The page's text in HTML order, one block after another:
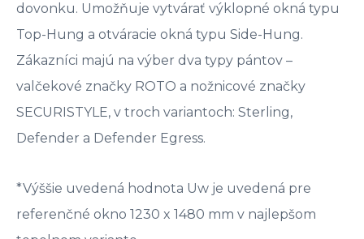
dovonku. Umožňuje vytvárať výklopné okná typu
Top-Hung a otváracie okná typu Side-Hung.
Zákazníci majú na výber dva typy pántov –
valčekové značky ROTO a nožnicové značky
SECURISTYLE, v troch variantoch: Sterling,
Defender a Defender Egress.
*Výššie uvedená hodnota Uw je uvedená pre
referenčné okno 1230 x 1480 mm v najlepšom